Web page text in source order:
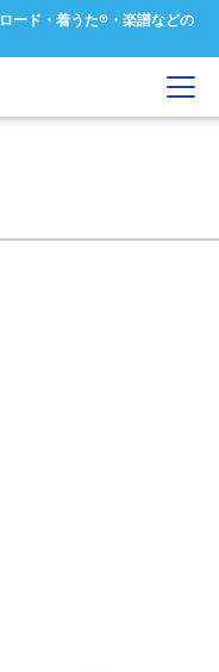
ード・着うた®・楽譜などの